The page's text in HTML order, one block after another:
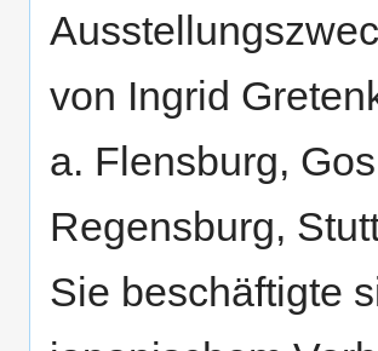
von Ingrid
a. Flensburg,
Regensburg,
Sie beschäftigte